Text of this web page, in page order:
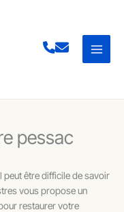
pessac
peut être difficile de savoir
vous propose un
restaurer votre